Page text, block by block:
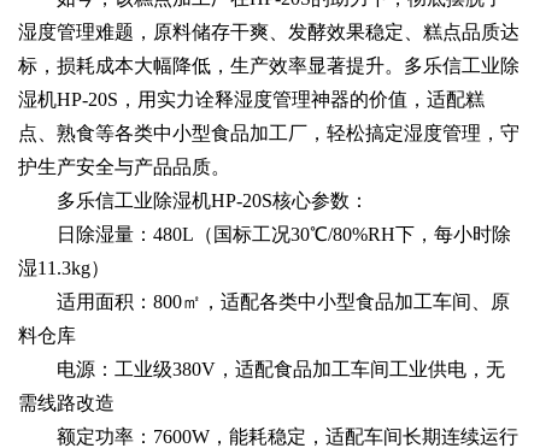
湿度管理难题，原料储存干爽、发酵效果稳定、糕点品质达
标，损耗成本大幅降低，生产效率显著提升。多乐信工业除
湿机HP-20S，用实力诠释湿度管理神器的价值，适配糕
点、熟食等各类中小型食品加工厂，轻松搞定湿度管理，守
护生产安全与产品品质。
多乐信工业除湿机HP-20S核心参数：
日除湿量：480L（国标工况30℃/80%RH下，每小时除
湿11.3kg）
适用面积：800㎡，适配各类中小型食品加工车间、原
料仓库
电源：工业级380V，适配食品加工车间工业供电，无
需线路改造
额定功率：7600W，能耗稳定，适配车间长期连续运行